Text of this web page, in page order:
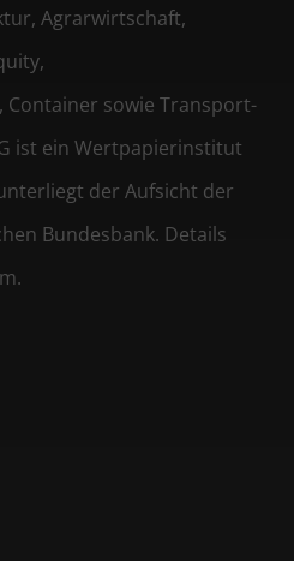
Agrarwirtschaft,
Container sowie Transport-
ist ein Wertpapierinstitut
der Aufsicht der
Bundesbank. Details